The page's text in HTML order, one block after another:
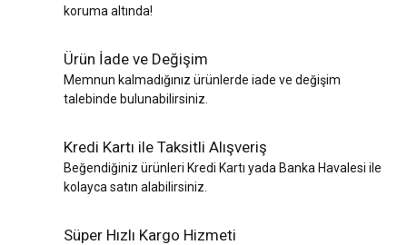
koruma altında!
Ürün İade ve Değişim
Memnun kalmadığınız ürünlerde iade ve değişim
talebinde bulunabilirsiniz.
Kredi Kartı ile Taksitli Alışveriş
Beğendiğiniz ürünleri Kredi Kartı yada Banka Havalesi ile
kolayca satın alabilirsiniz.
Süper Hızlı Kargo Hizmeti